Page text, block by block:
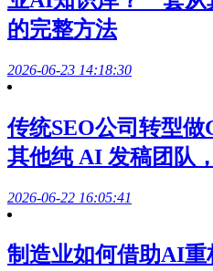
的完整方法
2026-06-23 14:18:30
传统SEO公司转型
其他纯 AI 发稿团队
2026-06-22 16:05:41
制造业如何借助AI重